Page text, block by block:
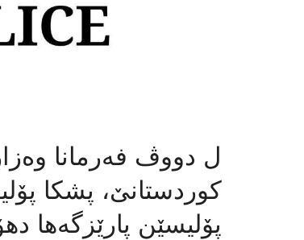
ل دووڤ فەرمانا
کوردستانێ، پشكا
پۆلیسێن پارێزگەها